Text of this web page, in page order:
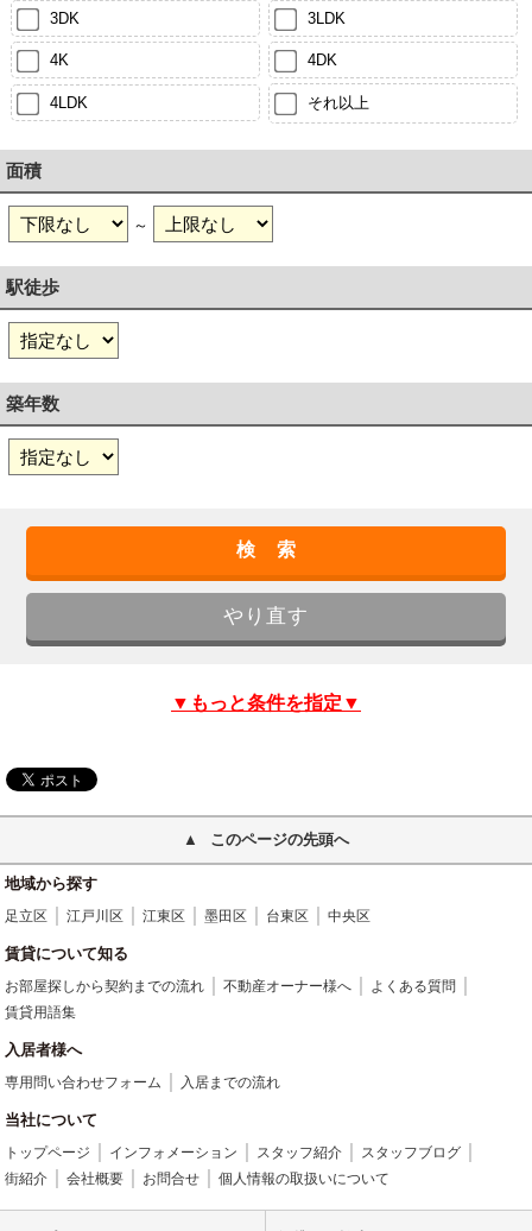
3DK 3LDK
4K 4DK
4LDK それ以上
面積
～
駅徒歩
築年数
▼もっと条件を指定▼
このページの先頭へ
地域から探す
足立区 江戸川区 江東区 墨田区 台東区 中央区
賃貸について知る
お部屋探しから契約までの流れ 不動産オーナー様へ
よくある質問
賃貸用語集
入居者様へ
専用問い合わせフォーム 入居までの流れ
当社について
トップページ インフォメーション スタッフ紹介
スタッフブログ
街紹介
会社概要 お問合せ 個人情報の取扱いについて